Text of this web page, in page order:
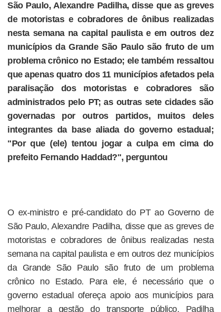
São Paulo, Alexandre Padilha, disse que as greves
de motoristas e cobradores de ônibus realizadas
nesta semana na capital paulista e em outros dez
municípios da Grande São Paulo são fruto de um
problema crônico no Estado; ele também ressaltou
que apenas quatro dos 11 municípios afetados pela
paralisação dos motoristas e cobradores são
administrados pelo PT; as outras sete cidades são
governadas por outros partidos, muitos deles
integrantes da base aliada do governo estadual;
"Por que (ele) tentou jogar a culpa em cima do
prefeito Fernando Haddad?", perguntou
O ex-ministro e pré-candidato do PT ao Governo de
São Paulo, Alexandre Padilha, disse que as greves de
motoristas e cobradores de ônibus realizadas nesta
semana na capital paulista e em outros dez municípios
da Grande São Paulo são fruto de um problema
crônico no Estado. Para ele, é necessário que o
governo estadual ofereça apoio aos municípios para
melhorar a gestão do transporte público. Padilha